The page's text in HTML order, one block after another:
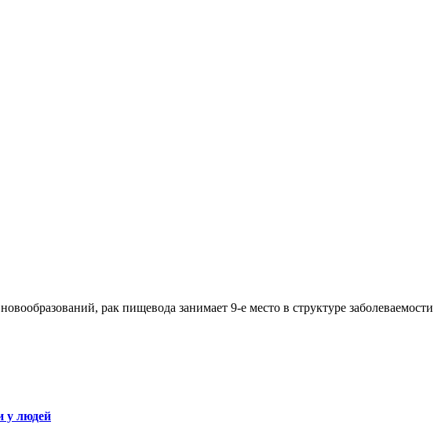
рак пищевода занимает 9-е место в структуре заболеваемости
у людей